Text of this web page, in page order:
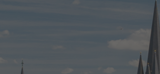
Schulkooperation